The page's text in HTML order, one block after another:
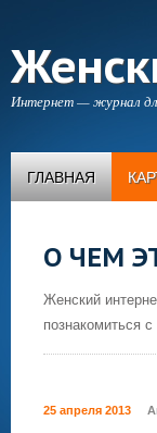
Интернет — журнал
ГЛАВНАЯ
О ЧЕМ
Женский
познакомиться
25 апреля 2013